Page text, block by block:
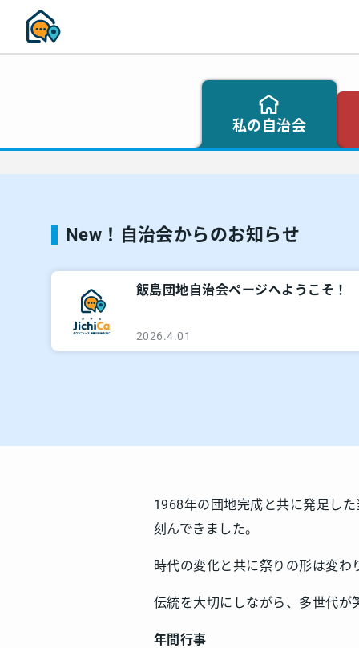
私の自治会
New！自治会からのお知らせ
飯島団地自治会ページへようこそ！
2026.4.01
1968年の団地完成と共に発足し
刻んできました。
時代の変化と共に祭りの形は変
伝統を大切にしながら、多世代が
年間行事